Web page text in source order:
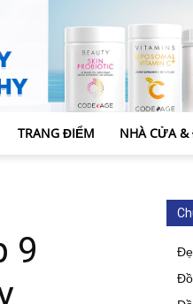
TRANG ĐIỂM NHÀ CỬA
9